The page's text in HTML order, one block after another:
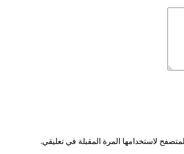
لاستخدامها المرة المقبلة في تعليقي.